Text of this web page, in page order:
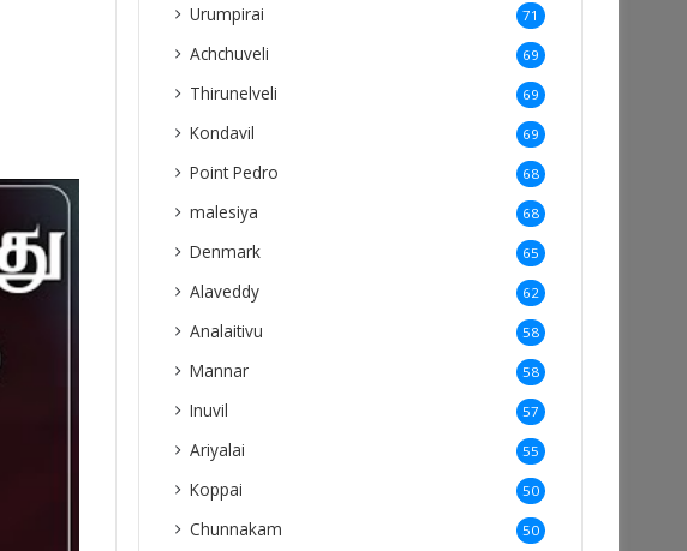
Urumpirai 71
Achchuveli 69
Thirunelveli 69
Kondavil 69
Point Pedro 68
malesiya 68
Denmark 65
Alaveddy 62
Analaitivu 58
Mannar 58
Inuvil 57
Ariyalai 55
Koppai 50
Chunnakam 50